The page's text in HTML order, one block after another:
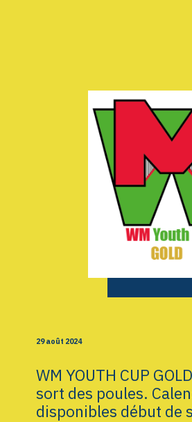
INFOS
29 août 2024
WM YOUTH CUP
sort des poules.
disponibles début de